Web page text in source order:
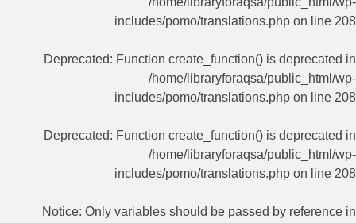
includes/pomo/translations.php on line 208
Deprecated: Function create_function() is deprecated in
/home/libraryforaqsa/public_html/wp-
includes/pomo/translations.php on line 208
Deprecated: Function create_function() is deprecated in
/home/libraryforaqsa/public_html/wp-
includes/pomo/translations.php on line 208
Notice: Only variables should be passed by reference in